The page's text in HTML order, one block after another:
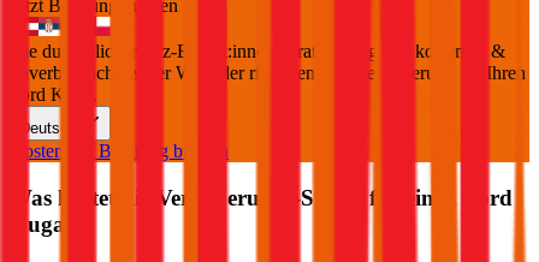
Jetzt Beratung buchen
+
Die durchblicker Kfz-Expert:innen beraten Sie gerne kostenlos &
unverbindlich bei der Wahl der richtigen Kfz-Versicherung für Ihren
Ford Kuga
.
Deutsch
Kostenlose Beratung buchen
Was kostet die Versicherungs-Steuer für einen
Ford
Kuga